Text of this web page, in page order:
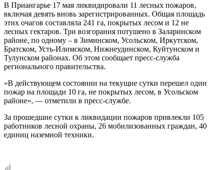
В Приангарье 17 мая ликвидировали 11 лесных пожаров,
включая девять вновь зарегистрированных. Общая площадь
этих очагов составляла 241 га, покрытых лесом и 12 не
лесных гектаров. Три возгорания потушено в Заларинском
районе, по одному – в Зиминском, Усольском, Иркутском,
Братском, Усть-Илимском, Нижнеудинском, Куйтунском и
Тулунском районах. Об этом сообщает пресс-служба
регионального правительства.
«В действующем состоянии на текущие сутки перешел один
пожар на площади 10 га, не покрытых лесом, в Усольском
районе», — отметили в пресс-службе.
За прошедшие сутки к ликвидации пожаров привлекли 105
работников лесной охраны, 26 мобилизованных граждан, 40
единиц наземной техники.